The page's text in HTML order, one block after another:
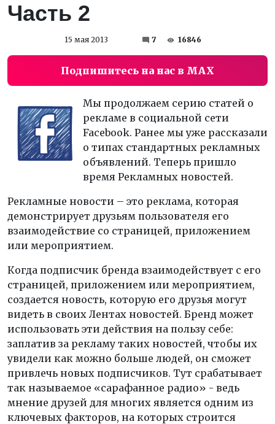
Часть 2
15 мая 2013 7 16846
Подпишитесь на нас в MAX
Мы продолжаем серию статей о
рекламе в социальной сети
Facebook. Ранее мы уже рассказали
о типах стандартных рекламных
объявлений. Теперь пришло
время Рекламных новостей.
Рекламные новости – это реклама, которая
демонстрирует друзьям пользователя его
взаимодействие со страницей, приложением
или мероприятием.
Когда подписчик бренда взаимодействует с его
страницей, приложением или мероприятием,
создается новость, которую его друзья могут
видеть в своих Лентах новостей. Бренд может
использовать эти действия на пользу себе:
заплатив за рекламу таких новостей, чтобы их
увидели как можно больше людей, он сможет
привлечь новых подписчиков. Тут срабатывает
так называемое «сарафанное радио» - ведь
мнение друзей для многих является одним из
ключевых факторов, на которых строится